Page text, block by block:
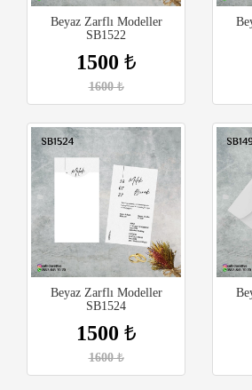
Beyaz Zarflı Modeller
SB1522
1500 ₺
1600₺
Beyaz Zarflı Modeller
SB1524
1500 ₺
1600₺